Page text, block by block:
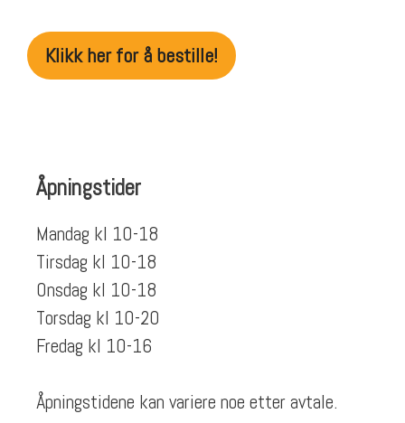
Klikk her for å bestille!
Åpningstider
Mandag kl 10-18
Tirsdag kl 10-18
Onsdag kl 10-18
Torsdag kl 10-20
Fredag kl 10-16
Åpningstidene kan variere noe etter avtale.